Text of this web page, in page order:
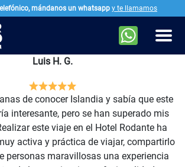
Luis H. G.
de conocer Islandia y sabía que este
interesante, pero se han superado mis
este viaje en el Hotel Rodante ha
activa y práctica de viajar, compartirlo
personas maravillosas una experiencia
mándanos un whatsapp y te llamamos